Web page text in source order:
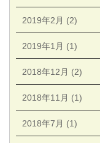
2019年2月 (2)
2019年1月 (1)
2018年12月 (2)
2018年11月 (1)
2018年7月 (1)